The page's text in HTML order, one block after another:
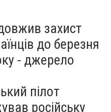
захист
до березня
- джерело
пілот
російську